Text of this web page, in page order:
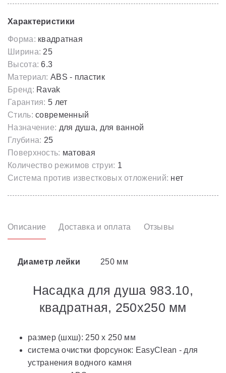
Характеристики
Форма: квадратная
Ширина: 25
Высота: 6.3
Материал: ABS - пластик
Бренд: Ravak
Гарантия: 5 лет
Стиль: современный
Назначение: для душа, для ванной
Глубина: 25
Поверхность: матовая
Количество режимов струи: 1
Система против известковых отложений: нет
Описание Доставка и оплата Отзывы
Диаметр лейки 250 мм
Насадка для душа 983.10,
квадратная, 250x250 мм
размер (шxш): 250 x 250 мм
система очистки форсунок: EasyClean - для
устранения водного камня